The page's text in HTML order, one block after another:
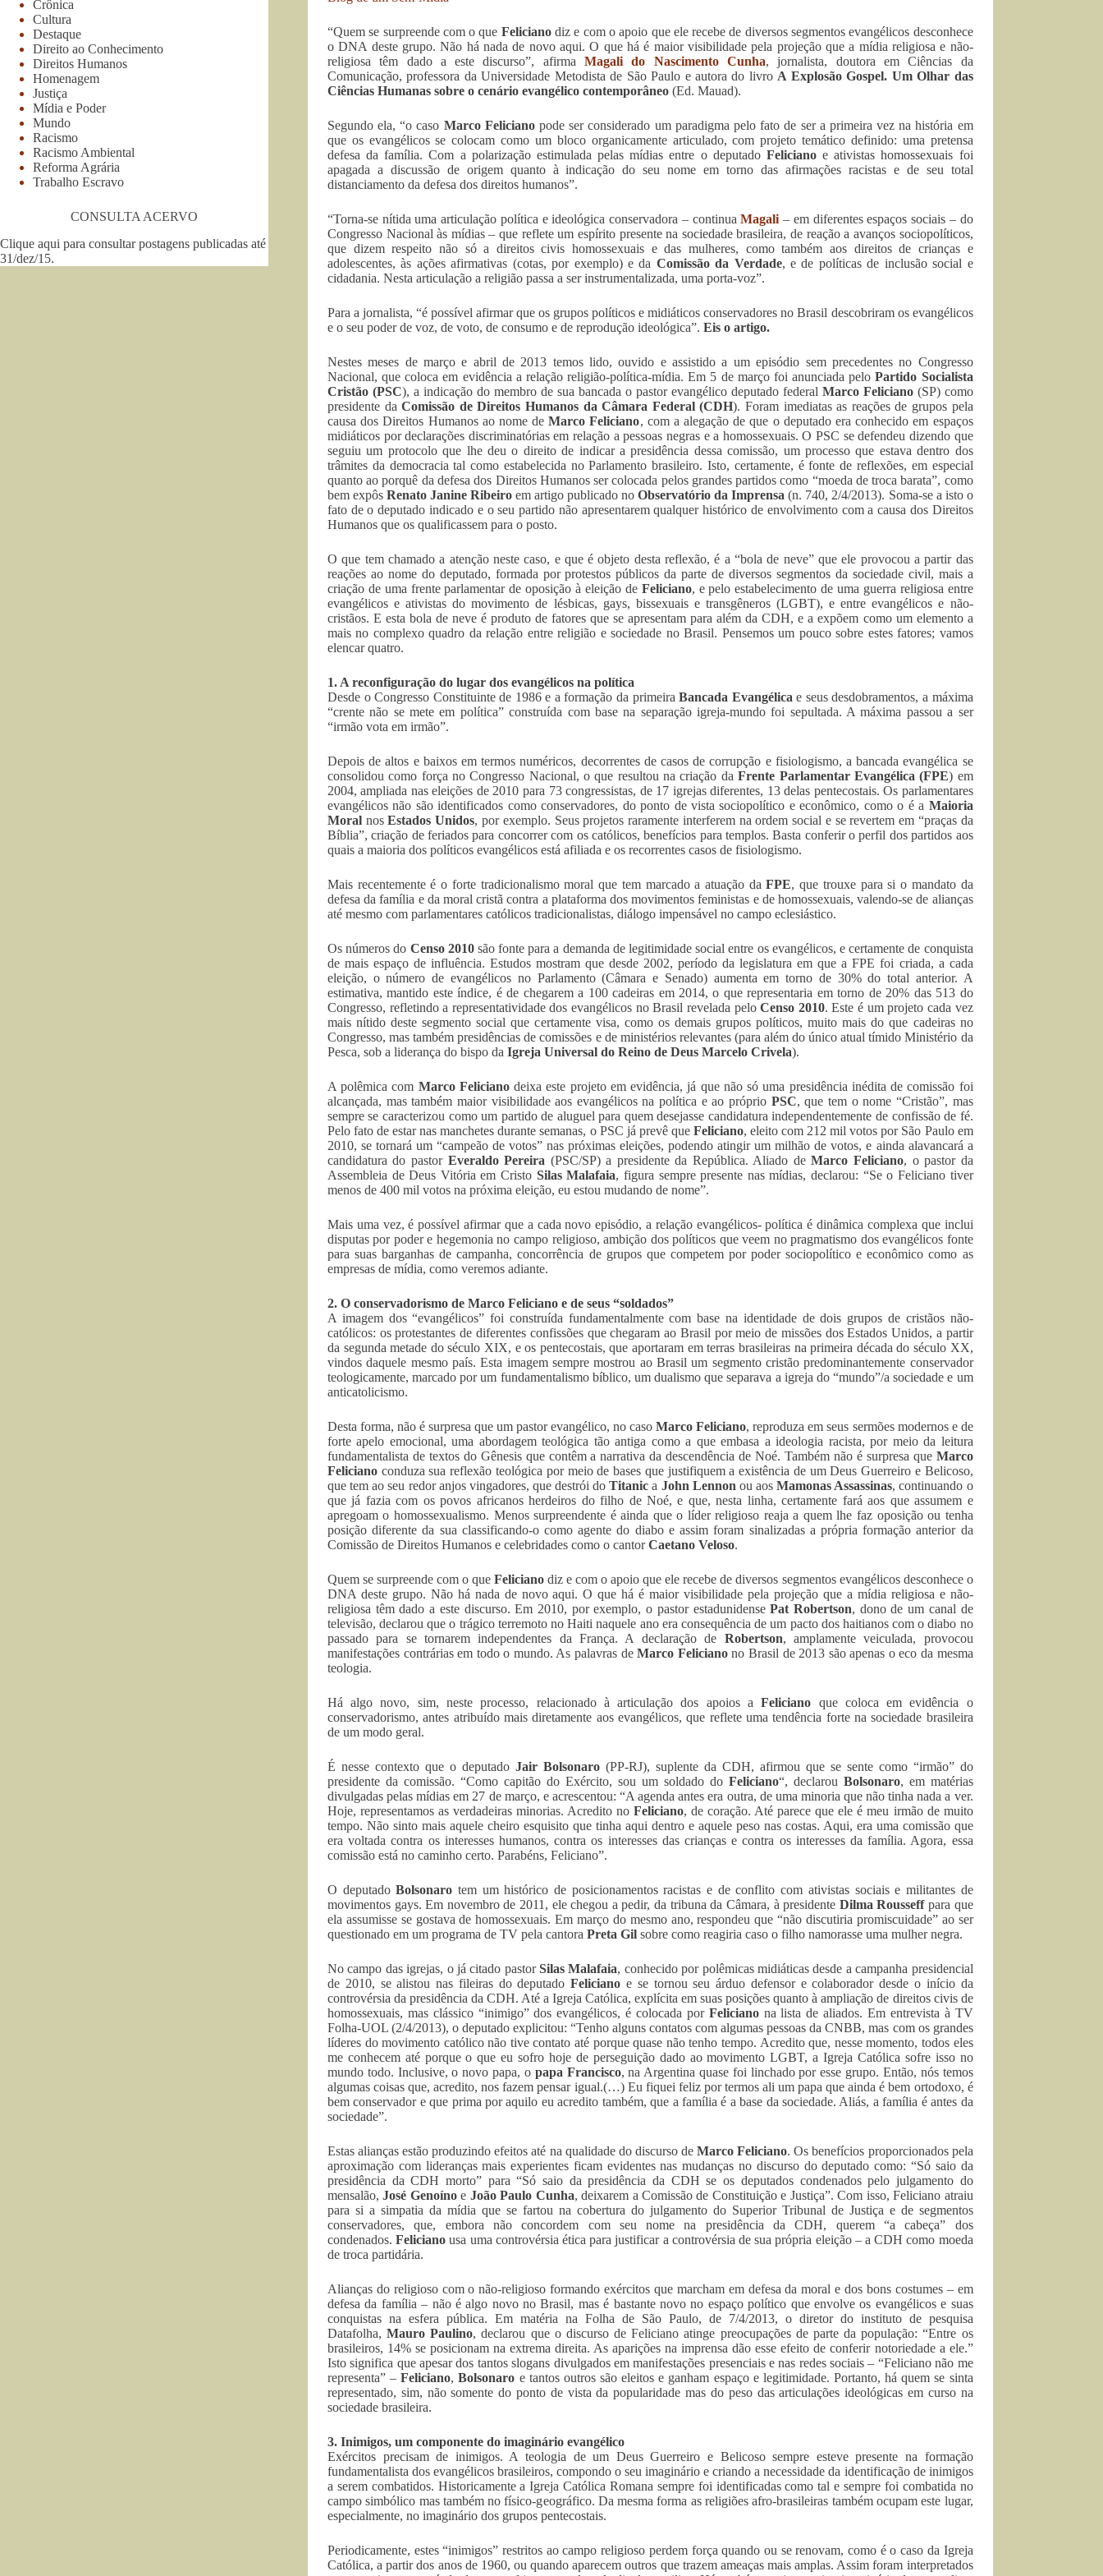
“Quem se surpreende com o que Felicianodiz e com o apoio que ele recebe de diversos segmentos evangélicos desconhece
o DNA deste grupo. Não há nada de novo aqui. O que há é maior visibilidade pela projeção que a mídia religiosa e não-
religiosa têm dado a este discurso”, afirmaMagali do Nascimento Cunha, jornalista, doutora em Ciências da
Comunicação, professora da Universidade Metodista de São Paulo e autora do livro A Explosão Gospel. Um Olhar das
Ciências Humanas sobre o cenário evangélico contemporâneo (Ed. Mauad).
Segundo ela, “o caso Marco Felicianopode ser considerado um paradigma pelo fato de ser a primeira vez na história em
que os evangélicos se colocam como um bloco organicamente articulado, com projeto temático definido: uma pretensa
defesa da família. Com a polarização estimulada pelas mídias entre o deputado Felicianoe ativistas homossexuais foi
apagada a discussão de origem quanto à indicação do seu nome em torno das afirmações racistas e de seu total
distanciamento da defesa dos direitos humanos”.
“Torna-se nítida uma articulação política e ideológica conservadora – continuaMagali– em diferentes espaços sociais – do
Congresso Nacional às mídias – que reflete um espírito presente na sociedade brasileira, de reação a avanços sociopolíticos,
que dizem respeito não só a direitos civis homossexuais e das mulheres, como também aos direitos de crianças e
adolescentes, às ações afirmativas (cotas, por exemplo) e da Comissão da Verdade, e de políticas de inclusão social e
cidadania. Nesta articulação a religião passa a ser instrumentalizada, uma porta-voz”.
Para a jornalista, “é possível afirmar que os grupos políticos e midiáticos conservadores no Brasil descobriram os evangélicos
e o seu poder de voz, de voto, de consumo e de reprodução ideológica”. Eis o artigo.
Nestes meses de março e abril de 2013 temos lido, ouvido e assistido a um episódio sem precedentes no Congresso
Nacional, que coloca em evidência a relação religião-política-mídia. Em 5 de março foi anunciada peloPartido Socialista
Cristão (PSC), a indicação do membro de sua bancada o pastor evangélico deputado federal Marco Feliciano(SP) como
presidente daComissão de Direitos Humanos da Câmara Federal (CDH). Foram imediatas as reações de grupos pela
causa dos Direitos Humanos ao nome deMarco Feliciano, com a alegação de que o deputado era conhecido em espaços
midiáticos por declarações discriminatórias em relação a pessoas negras e a homossexuais. O PSC se defendeu dizendo que
seguiu um protocolo que lhe deu o direito de indicar a presidência dessa comissão, um processo que estava dentro dos
trâmites da democracia tal como estabelecida no Parlamento brasileiro. Isto, certamente, é fonte de reflexões, em especial
quanto ao porquê da defesa dos Direitos Humanos ser colocada pelos grandes partidos como “moeda de troca barata”, como
bem expôsRenato Janine Ribeiro em artigo publicado noObservatório da Imprensa (n. 740, 2/4/2013). Soma-se a isto o
fato de o deputado indicado e o seu partido não apresentarem qualquer histórico de envolvimento com a causa dos Direitos
Humanos que os qualificassem para o posto.
O que tem chamado a atenção neste caso, e que é objeto desta reflexão, é a “bola de neve” que ele provocou a partir das
reações ao nome do deputado, formada por protestos públicos da parte de diversos segmentos da sociedade civil, mais a
criação de uma frente parlamentar de oposição à eleição de Feliciano, e pelo estabelecimento de uma guerra religiosa entre
evangélicos e ativistas do movimento de lésbicas, gays, bissexuais e transgêneros (LGBT), e entre evangélicos e não-
cristãos. E esta bola de neve é produto de fatores que se apresentam para além da CDH, e a expõem como um elemento a
mais no complexo quadro da relação entre religião e sociedade no Brasil. Pensemos um pouco sobre estes fatores; vamos
elencar quatro.
1. A reconfiguração do lugar dos evangélicos na política
Desde o Congresso Constituinte de 1986 e a formação da primeiraBancada Evangélica e seus desdobramentos, a máxima
“crente não se mete em política” construída com base na separação igreja-mundo foi sepultada. A máxima passou a ser
“irmão vota em irmão”.
Depois de altos e baixos em termos numéricos, decorrentes de casos de corrupção e fisiologismo, a bancada evangélica se
consolidou como força no Congresso Nacional, o que resultou na criação da Frente Parlamentar Evangélica (FPE) em
2004, ampliada nas eleições de 2010 para 73 congressistas, de 17 igrejas diferentes, 13 delas pentecostais. Os parlamentares
evangélicos não são identificados como conservadores, do ponto de vista sociopolítico e econômico, como o é a Maioria
Moral nosEstados Unidos, por exemplo. Seus projetos raramente interferem na ordem social e se revertem em “praças da
Bíblia”, criação de feriados para concorrer com os católicos, benefícios para templos. Basta conferir o perfil dos partidos aos
quais a maioria dos políticos evangélicos está afiliada e os recorrentes casos de fisiologismo.
Mais recentemente é o forte tradicionalismo moral que tem marcado a atuação daFPE, que trouxe para si o mandato da
defesa da família e da moral cristã contra a plataforma dos movimentos feministas e de homossexuais, valendo-se de alianças
até mesmo com parlamentares católicos tradicionalistas, diálogo impensável no campo eclesiástico.
Os números do Censo 2010 são fonte para a demanda de legitimidade social entre os evangélicos, e certamente de conquista
de mais espaço de influência. Estudos mostram que desde 2002, período da legislatura em que a FPE foi criada, a cada
eleição, o número de evangélicos no Parlamento (Câmara e Senado) aumenta em torno de 30% do total anterior. A
estimativa, mantido este índice, é de chegarem a 100 cadeiras em 2014, o que representaria em torno de 20% das 513 do
Congresso, refletindo a representatividade dos evangélicos no Brasil revelada peloCenso 2010. Este é um projeto cada vez
mais nítido deste segmento social que certamente visa, como os demais grupos políticos, muito mais do que cadeiras no
Congresso, mas também presidências de comissões e de ministérios relevantes (para além do único atual tímido Ministério da
Pesca, sob a liderança do bispo da Igreja Universal do Reino de Deus Marcelo Crivela).
A polêmica com Marco Felicianodeixa este projeto em evidência, já que não só uma presidência inédita de comissão foi
alcançada, mas também maior visibilidade aos evangélicos na política e ao próprio PSC, que tem o nome “Cristão”, mas
sempre se caracterizou como um partido de aluguel para quem desejasse candidatura independentemente de confissão de fé.
Pelo fato de estar nas manchetes durante semanas, o PSC já prevê que Feliciano, eleito com 212 mil votos por São Paulo em
2010, se tornará um “campeão de votos” nas próximas eleições, podendo atingir um milhão de votos, e ainda alavancará a
candidatura do pastor Everaldo Pereira (PSC/SP) a presidente da República. Aliado deMarco Feliciano, o pastor da
Assembleia de Deus Vitória em Cristo Silas Malafaia, figura sempre presente nas mídias, declarou: “Se o Feliciano tiver
menos de 400 mil votos na próxima eleição, eu estou mudando de nome”.
Mais uma vez, é possível afirmar que a cada novo episódio, a relação evangélicos- política é dinâmica complexa que inclui
disputas por poder e hegemonia no campo religioso, ambição dos políticos que veem no pragmatismo dos evangélicos fonte
para suas barganhas de campanha, concorrência de grupos que competem por poder sociopolítico e econômico como as
empresas de mídia, como veremos adiante.
2. O conservadorismo de Marco Feliciano e de seus “soldados”
A imagem dos “evangélicos” foi construída fundamentalmente com base na identidade de dois grupos de cristãos não-
católicos: os protestantes de diferentes confissões que chegaram ao Brasil por meio de missões dos Estados Unidos, a partir
da segunda metade do século XIX, e os pentecostais, que aportaram em terras brasileiras na primeira década do século XX,
vindos daquele mesmo país. Esta imagem sempre mostrou ao Brasil um segmento cristão predominantemente conservador
teologicamente, marcado por um fundamentalismo bíblico, um dualismo que separava a igreja do “mundo”/a sociedade e um
anticatolicismo.
Desta forma, não é surpresa que um pastor evangélico, no casoMarco Feliciano, reproduza em seus sermões modernos e de
forte apelo emocional, uma abordagem teológica tão antiga como a que embasa a ideologia racista, por meio da leitura
fundamentalista de textos do Gênesis que contêm a narrativa da descendência de Noé. Também não é surpresa que Marco
Felicianoconduza sua reflexão teológica por meio de bases que justifiquem a existência de um Deus Guerreiro e Belicoso,
que tem ao seu redor anjos vingadores, que destrói doTitanica John Lennon ou aosMamonas Assassinas, continuando o
que já fazia com os povos africanos herdeiros do filho de Noé, e que, nesta linha, certamente fará aos que assumem e
apregoam o homossexualismo. Menos surpreendente é ainda que o líder religioso reaja a quem lhe faz oposição ou tenha
posição diferente da sua classificando-o como agente do diabo e assim foram sinalizadas a própria formação anterior da
Comissão de Direitos Humanos e celebridades como o cantorCaetano Veloso.
Quem se surpreende com o queFelicianodiz e com o apoio que ele recebe de diversos segmentos evangélicos desconhece o
DNA deste grupo. Não há nada de novo aqui. O que há é maior visibilidade pela projeção que a mídia religiosa e não-
religiosa têm dado a este discurso. Em 2010, por exemplo, o pastor estadunidensePat Robertson, dono de um canal de
televisão, declarou que o trágico terremoto no Haiti naquele ano era consequência de um pacto dos haitianos com o diabo no
passado para se tornarem independentes da França. A declaração de Robertson, amplamente veiculada, provocou
manifestações contrárias em todo o mundo. As palavras deMarco Felicianono Brasil de 2013 são apenas o eco da mesma
teologia.
Há algo novo, sim, neste processo, relacionado à articulação dos apoios aFeliciano que coloca em evidência o
conservadorismo, antes atribuído mais diretamente aos evangélicos, que reflete uma tendência forte na sociedade brasileira
de um modo geral.
É nesse contexto que o deputado Jair Bolsonaro(PP-RJ), suplente da CDH, afirmou que se sente como “irmão” do
presidente da comissão. “Como capitão do Exército, sou um soldado do Feliciano“, declarou Bolsonaro, em matérias
divulgadas pelas mídias em 27 de março, e acrescentou: “A agenda antes era outra, de uma minoria que não tinha nada a ver.
Hoje, representamos as verdadeiras minorias. Acredito noFeliciano, de coração. Até parece que ele é meu irmão de muito
tempo. Não sinto mais aquele cheiro esquisito que tinha aqui dentro e aquele peso nas costas. Aqui, era uma comissão que
era voltada contra os interesses humanos, contra os interesses das crianças e contra os interesses da família. Agora, essa
comissão está no caminho certo. Parabéns, Feliciano”.
O deputadoBolsonarotem um histórico de posicionamentos racistas e de conflito com ativistas sociais e militantes de
movimentos gays. Em novembro de 2011, ele chegou a pedir, da tribuna da Câmara, à presidente Dilma Rousseff para que
ela assumisse se gostava de homossexuais. Em março do mesmo ano, respondeu que “não discutiria promiscuidade” ao ser
questionado em um programa de TV pela cantora Preta Gil sobre como reagiria caso o filho namorasse uma mulher negra.
No campo das igrejas, o já citado pastorSilas Malafaia, conhecido por polêmicas midiáticas desde a campanha presidencial
de 2010, se alistou nas fileiras do deputadoFelicianoe se tornou seu árduo defensor e colaborador desde o início da
controvérsia da presidência da CDH. Até a Igreja Católica, explícita em suas posições quanto à ampliação de direitos civis de
homossexuais, mas clássico “inimigo” dos evangélicos, é colocada por Feliciano na lista de aliados. Em entrevista à TV
Folha-UOL (2/4/2013), o deputado explicitou: “Tenho alguns contatos com algumas pessoas da CNBB, mas com os grandes
líderes do movimento católico não tive contato até porque quase não tenho tempo. Acredito que, nesse momento, todos eles
me conhecem até porque o que eu sofro hoje de perseguição dado ao movimento LGBT, a Igreja Católica sofre isso no
mundo todo. Inclusive, o novo papa, o papa Francisco, na Argentina quase foi linchado por esse grupo. Então, nós temos
algumas coisas que, acredito, nos fazem pensar igual.(…) Eu fiquei feliz por termos ali um papa que ainda é bem ortodoxo, é
bem conservador e que prima por aquilo eu acredito também, que a família é a base da sociedade. Aliás, a família é antes da
sociedade”.
Estas alianças estão produzindo efeitos até na qualidade do discurso deMarco Feliciano. Os benefícios proporcionados pela
aproximação com lideranças mais experientes ficam evidentes nas mudanças no discurso do deputado como: “Só saio da
presidência da CDH morto” para “Só saio da presidência da CDH se os deputados condenados pelo julgamento do
mensalão,José Genoínoe João Paulo Cunha, deixarem a Comissão de Constituição e Justiça”. Com isso, Feliciano atraiu
para si a simpatia da mídia que se fartou na cobertura do julgamento do Superior Tribunal de Justiça e de segmentos
conservadores, que, embora não concordem com seu nome na presidência da CDH, querem “a cabeça” dos
condenados.Felicianousa uma controvérsia ética para justificar a controvérsia de sua própria eleição – a CDH como moeda
de troca partidária.
Alianças do religioso com o não-religioso formando exércitos que marcham em defesa da moral e dos bons costumes – em
defesa da família – não é algo novo no Brasil, mas é bastante novo no espaço político que envolve os evangélicos e suas
conquistas na esfera pública. Em matéria na Folha de São Paulo, de 7/4/2013, o diretor do instituto de pesquisa
Datafolha,Mauro Paulino, declarou que o discurso de Feliciano atinge preocupações de parte da população: “Entre os
brasileiros, 14% se posicionam na extrema direita. As aparições na imprensa dão esse efeito de conferir notoriedade a ele.”
Isto significa que apesar dos tantos slogans divulgados em manifestações presenciais e nas redes sociais – “Feliciano não me
representa” –Feliciano,Bolsonaro e tantos outros são eleitos e ganham espaço e legitimidade. Portanto, há quem se sinta
representado, sim, não somente do ponto de vista da popularidade mas do peso das articulações ideológicas em curso na
sociedade brasileira.
3. Inimigos, um componente do imaginário evangélico
Exércitos precisam de inimigos. A teologia de um Deus Guerreiro e Belicoso sempre esteve presente na formação
fundamentalista dos evangélicos brasileiros, compondo o seu imaginário e criando a necessidade da identificação de inimigos
a serem combatidos. Historicamente a Igreja Católica Romana sempre foi identificadas como tal e sempre foi combatida no
campo simbólico mas também no físico-geográfico. Da mesma forma as religiões afro-brasileiras também ocupam este lugar,
especialmente, no imaginário dos grupos pentecostais.
Periodicamente, estes “inimigos” restritos ao campo religioso perdem força quando ou se renovam, como é o caso da Igreja
Católica, a partir dos anos de 1960, ou quando aparecem outros que trazem ameaças mais amplas. Assim foram interpretados
Crônica
Cultura
Destaque
Direito ao Conhecimento
Direitos Humanos
Homenagem
Justiça
Mídia e Poder
Mundo
Racismo
Racismo Ambiental
Reforma Agrária
Trabalho Escravo
CONSULTA ACERVO
Clique aqui para consultar postagens publicadas até
31/dez/15.